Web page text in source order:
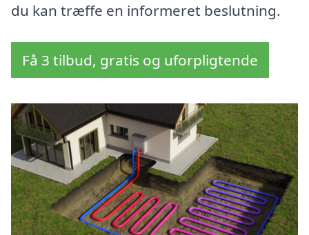
du kan træffe en informeret beslutning.
Få 3 tilbud, gratis og uforpligtende